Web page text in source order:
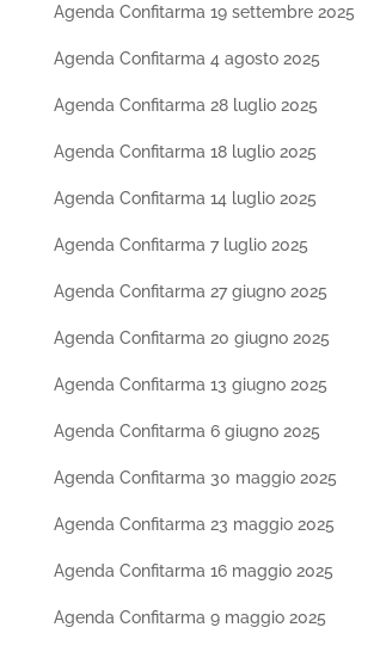
Agenda Confitarma 19 settembre 2025
Agenda Confitarma 4 agosto 2025
Agenda Confitarma 28 luglio 2025
Agenda Confitarma 18 luglio 2025
Agenda Confitarma 14 luglio 2025
Agenda Confitarma 7 luglio 2025
Agenda Confitarma 27 giugno 2025
Agenda Confitarma 20 giugno 2025
Agenda Confitarma 13 giugno 2025
Agenda Confitarma 6 giugno 2025
Agenda Confitarma 30 maggio 2025
Agenda Confitarma 23 maggio 2025
Agenda Confitarma 16 maggio 2025
Agenda Confitarma 9 maggio 2025